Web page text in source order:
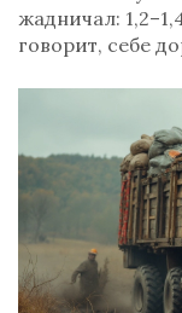
жадничал:
говорит, себе